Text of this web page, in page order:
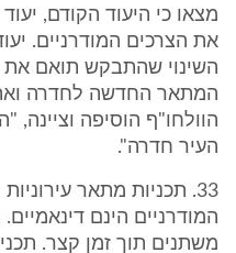
מצאו כי היעוד הקודם,
את הצרכים המודרניים.
השינוי שהתבקש תואם את
המתאר החדשה לחדרה
הוולחו"ף הוסיפה
העיר חדרה".
33. תכניות מתאר
המודרניים הינם
משתנים תוך זמן קצר.